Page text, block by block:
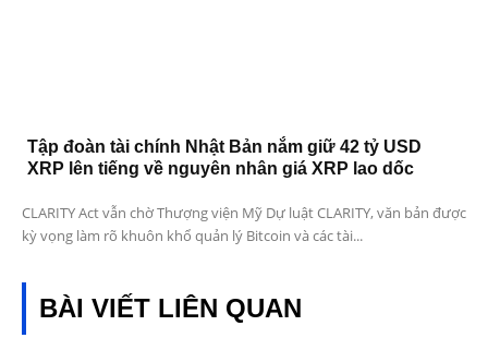
Tập đoàn tài chính Nhật Bản nắm giữ 42 tỷ USD
XRP lên tiếng về nguyên nhân giá XRP lao dốc
CLARITY Act vẫn chờ Thượng viện Mỹ Dự luật CLARITY, văn bản được
kỳ vọng làm rõ khuôn khổ quản lý Bitcoin và các tài...
BÀI VIẾT LIÊN QUAN